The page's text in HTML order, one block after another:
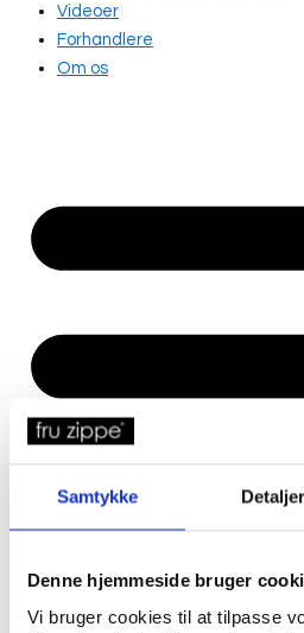
Samtykke Detaljer
Denne hjemmeside bruger
Vi bruger cookies til at tilpasse
Videoer
Forhandlere
Om os